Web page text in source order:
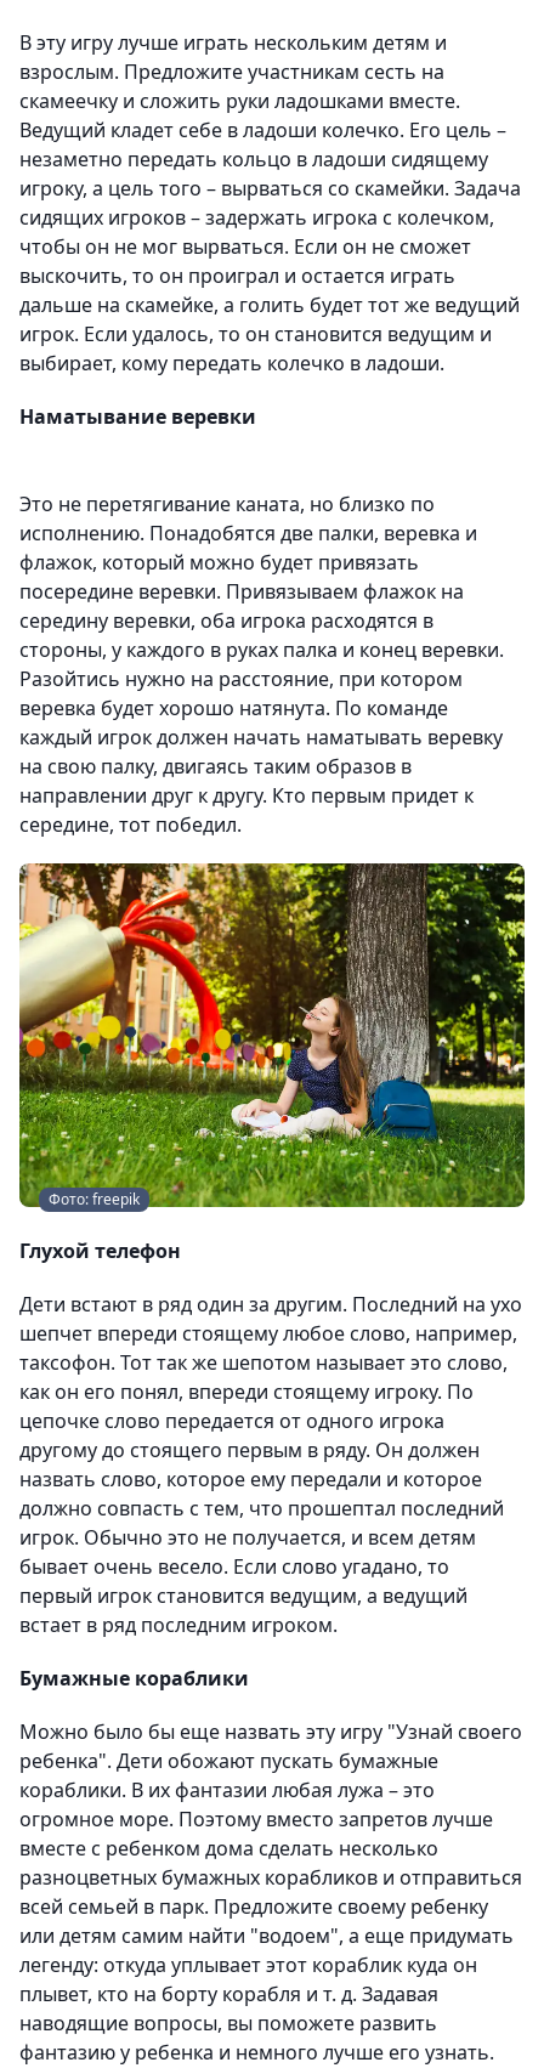
В эту игру лучше играть нескольким детям и
взрослым. Предложите участникам сесть на
скамеечку и сложить руки ладошками вместе.
Ведущий кладет себе в ладоши колечко. Его цель –
незаметно передать кольцо в ладоши сидящему
игроку, а цель того – вырваться со скамейки. Задача
сидящих игроков – задержать игрока с колечком,
чтобы он не мог вырваться. Если он не сможет
выскочить, то он проиграл и остается играть
дальше на скамейке, а голить будет тот же ведущий
игрок. Если удалось, то он становится ведущим и
выбирает, кому передать колечко в ладоши.
Наматывание веревки
Это не перетягивание каната, но близко по
исполнению. Понадобятся две палки, веревка и
флажок, который можно будет привязать
посередине веревки. Привязываем флажок на
середину веревки, оба игрока расходятся в
стороны, у каждого в руках палка и конец веревки.
Разойтись нужно на расстояние, при котором
веревка будет хорошо натянута. По команде
каждый игрок должен начать наматывать веревку
на свою палку, двигаясь таким образов в
направлении друг к другу. Кто первым придет к
середине, тот победил.
Фото: freepik
Глухой телефон
Дети встают в ряд один за другим. Последний на ухо
шепчет впереди стоящему любое слово, например,
таксофон. Тот так же шепотом называет это слово,
как он его понял, впереди стоящему игроку. По
цепочке слово передается от одного игрока
другому до стоящего первым в ряду. Он должен
назвать слово, которое ему передали и которое
должно совпасть с тем, что прошептал последний
игрок. Обычно это не получается, и всем детям
бывает очень весело. Если слово угадано, то
первый игрок становится ведущим, а ведущий
встает в ряд последним игроком.
Бумажные кораблики
Можно было бы еще назвать эту игру "Узнай своего
ребенка". Дети обожают пускать бумажные
кораблики. В их фантазии любая лужа – это
огромное море. Поэтому вместо запретов лучше
вместе с ребенком дома сделать несколько
разноцветных бумажных корабликов и отправиться
всей семьей в парк. Предложите своему ребенку
или детям самим найти "водоем", а еще придумать
легенду: откуда уплывает этот кораблик куда он
плывет, кто на борту корабля и т. д. Задавая
наводящие вопросы, вы поможете развить
фантазию у ребенка и немного лучше его узнать.